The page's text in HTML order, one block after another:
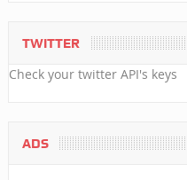
TWITTER
Check your twitter API's keys
ADS